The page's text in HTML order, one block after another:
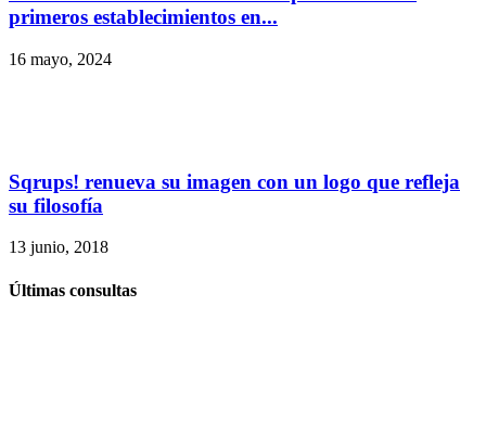
primeros establecimientos en...
16 mayo, 2024
Sqrups! renueva su imagen con un logo que refleja
su filosofía
13 junio, 2018
Últimas consultas